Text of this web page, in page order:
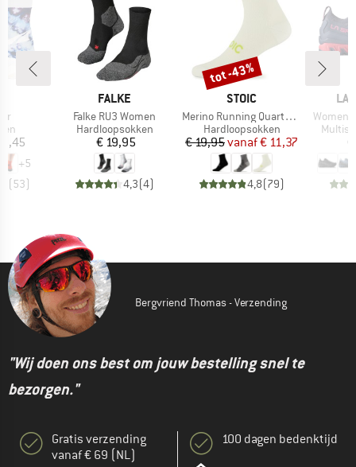
+5
(53)
MERK
FALKE
Artikel
Falke RU3 Women
Productgroep
Hardloopsokken
Prijs
€ 19,95
4,3(4)
MERK
STOIC
Artikel
Merino Running Quarter+ light socks
Productgroep
Hardloopsokken
Prijs
€ 19,95 Verlaagde prijs
vanaf€ 11,37
4,8(79)
Korting
tot -43%
LA
Artikel
Bergvriend Thomas - Verzending
"Wij doen ons best om jouw bestelling snel te
bezorgen."
Gratis verzending
vanaf € 69 (NL)
100 dagen bedenktijd